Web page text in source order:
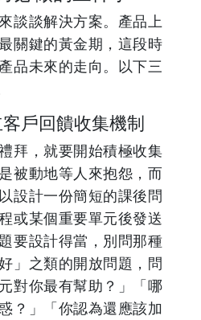
談談解決方案。產品上
關鍵的黃金期，這段時
品未來的走向。以下三
戶回饋收集機制
拜，就要開始積極收集
被動地等人來抱怨，而
設計一份簡短的課後問
或某個重要單元後發送
要設計得當，別問那種
」之類的開放問題，問
對你最有幫助？」「哪
？」「你認為還應該加